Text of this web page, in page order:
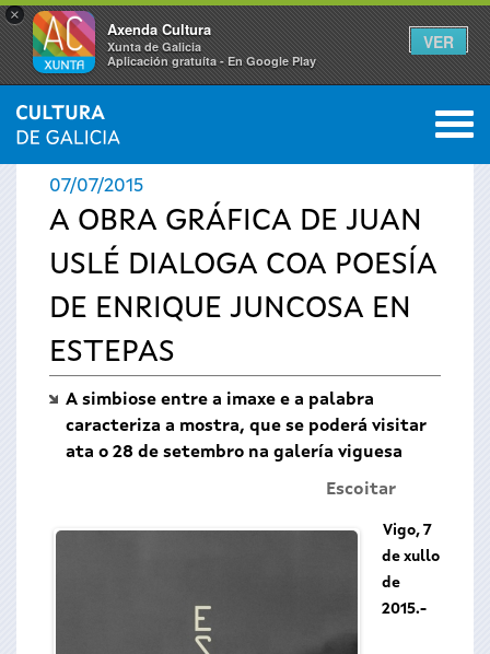
×
Axenda Cultura
Xunta de Galicia
Aplicación gratuíta - En Google Play
VER
Vostede
está
aquí
INICIO › ACTUALIDADE 0
07/07/2015
A OBRA GRÁFICA DE JUAN
USLÉ DIALOGA COA POESÍA
DE ENRIQUE JUNCOSA EN
ESTEPAS
A simbiose entre a imaxe e a palabra
caracteriza a mostra, que se poderá visitar
ata o 28 de setembro na galería viguesa
Escoitar
Vigo, 7
de xullo
de
2015.-